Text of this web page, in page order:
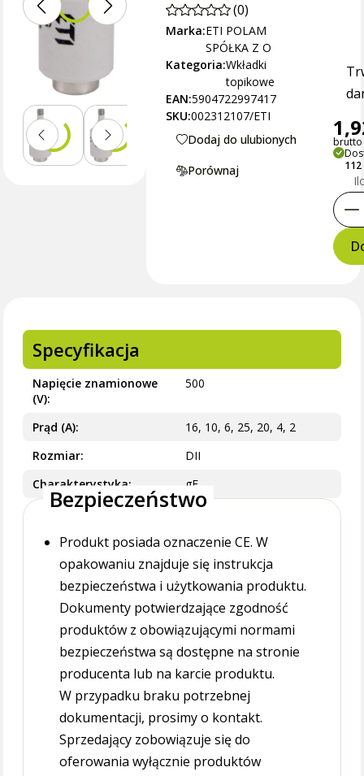
(0)
Marka:ETI POLAM
SPÓŁKA Z O
Kategoria:Wkładki
topikowe
EAN:5904722997417
SKU:002312107/ETI
Dodaj do ulubionych
Porównaj
brutto
Specyfikacja
Napięcie znamionowe
(V)
500
Prąd (A)
16, 10, 6, 25, 20, 4, 2
Rozmiar
DII
Charakterystyka
gF
Bezpieczeństwo
Produkt posiada oznaczenie CE. W
opakowaniu znajduje się instrukcja
bezpieczeństwa i użytkowania produktu.
Dokumenty potwierdzające zgodność
produktów z obowiązującymi normami
bezpieczeństwa są dostępne na stronie
producenta lub na karcie produktu.
W przypadku braku potrzebnej
dokumentacji, prosimy o kontakt.
Sprzedający zobowiązuje się do
oferowania wyłącznie produktów